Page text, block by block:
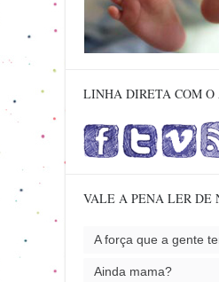
LINHA DIRETA COM O
VALE A PENA LER DE
A força que a gente
Ainda mama?